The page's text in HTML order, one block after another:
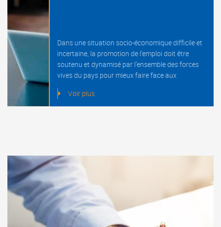
Dans une situation socio-économique difficile et
incertaine, la promotion de l’emploi doit être
soutenu et dynamisé par l’ensemble des forces
vives du pays pour mieux faire face aux
Voir plus